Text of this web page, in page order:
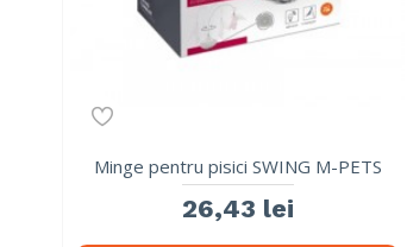
Minge pentru pisici SWING M-PETS
26,43 lei